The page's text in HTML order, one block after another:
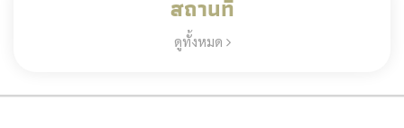
สถานที่
ดูทั้งหมด